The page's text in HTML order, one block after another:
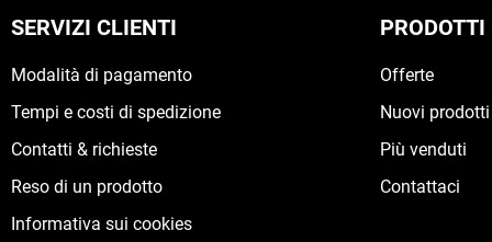
SERVIZI CLIENTI
Modalità di pagamento
Tempi e costi di spedizione
Contatti & richieste
Reso di un prodotto
Informativa sui cookies
PRODOTTI
Offerte
Nuovi prodotti
Più venduti
Contattaci